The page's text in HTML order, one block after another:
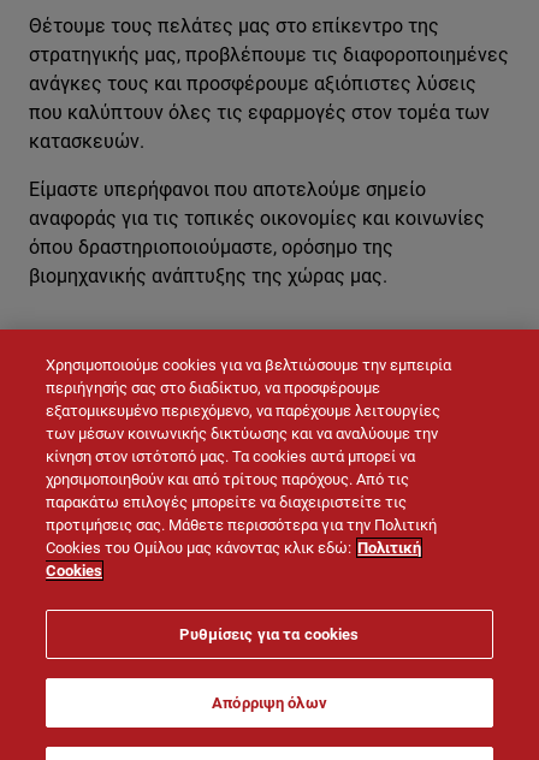
ΕΠΙΚΟΙΝΩΝΉΣΤΕ ΜΑΖΊ ΜΑΣ
Θέτουμε τους πελάτες μας στο επίκεντρο της
στρατηγικής μας, προβλέπουμε τις διαφοροποιημένες
ανάγκες τους και προσφέρουμε αξιόπιστες λύσεις
που καλύπτουν όλες τις εφαρμογές στον τομέα των
κατασκευών.
Είμαστε υπερήφανοι που αποτελούμε σημείο
αναφοράς για τις τοπικές οικονομίες και κοινωνίες
όπου δραστηριοποιούμαστε, ορόσημο της
βιομηχανικής ανάπτυξης της χώρας μας.
Site map Επικοινωνία
Νομική σημείωση
Πολιτική Προστασίας Προσωπικών Δεδομένων
Χρησιμοποιούμε cookies για να βελτιώσουμε την εμπειρία
περιήγησής σας στο διαδίκτυο, να προσφέρουμε
εξατομικευμένο περιεχόμενο, να παρέχουμε λειτουργίες
των μέσων κοινωνικής δικτύωσης και να αναλύουμε την
κίνηση στον ιστότοπό μας. Τα cookies αυτά μπορεί να
χρησιμοποιηθούν και από τρίτους παρόχους. Από τις
παρακάτω επιλογές μπορείτε να διαχειριστείτε τις
προτιμήσεις σας. Μάθετε περισσότερα για την Πολιτική
Cookies του Ομίλου μας κάνοντας κλικ εδώ: Πολιτική
Cookies
Ρυθμίσεις για τα cookies
Απόρριψη όλων